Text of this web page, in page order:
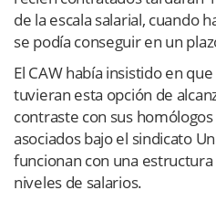
de la escala salarial, cuando
se podía conseguir en un
El CAW había insistido en
tuvieran esta opción de
contraste con sus
asociados bajo el sindicato
funcionan con una
niveles de salarios.